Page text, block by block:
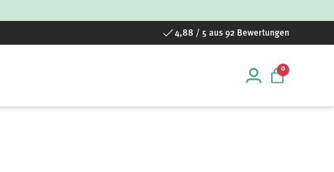
4,88 / 5 aus 92 Bewertungen
Einloggen
00 Artikel